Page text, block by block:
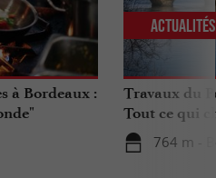
à Bordeaux :
Travaux du
Tout ce qui
764 m -
Actualités